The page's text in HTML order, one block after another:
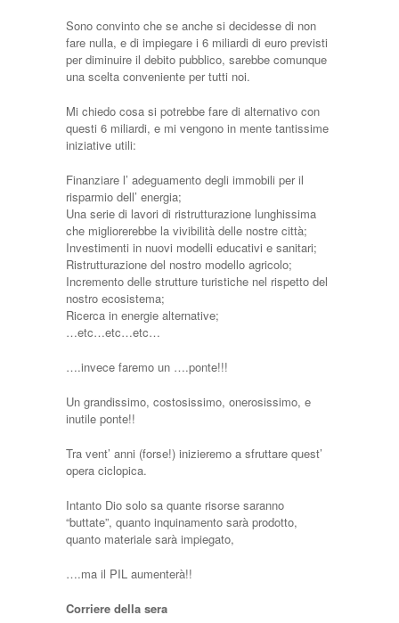
Sono convinto che se anche si decidesse di non
fare nulla, e di impiegare i 6 miliardi di euro previsti
per diminuire il debito pubblico, sarebbe comunque
una scelta conveniente per tutti noi.
Mi chiedo cosa si potrebbe fare di alternativo con
questi 6 miliardi, e mi vengono in mente tantissime
iniziative utili:
Finanziare l’ adeguamento degli immobili per il
risparmio dell’ energia;
Una serie di lavori di ristrutturazione lunghissima
che migliorerebbe la vivibilità delle nostre città;
Investimenti in nuovi modelli educativi e sanitari;
Ristrutturazione del nostro modello agricolo;
Incremento delle strutture turistiche nel rispetto del
nostro ecosistema;
Ricerca in energie alternative;
…etc…etc…etc…
….invece faremo un ….ponte!!!
Un grandissimo, costosissimo, onerosissimo, e
inutile ponte!!
Tra vent’ anni (forse!) inizieremo a sfruttare quest’
opera ciclopica.
Intanto Dio solo sa quante risorse saranno
“buttate”, quanto inquinamento sarà prodotto,
quanto materiale sarà impiegato,
….ma il PIL aumenterà!!
Corriere della sera